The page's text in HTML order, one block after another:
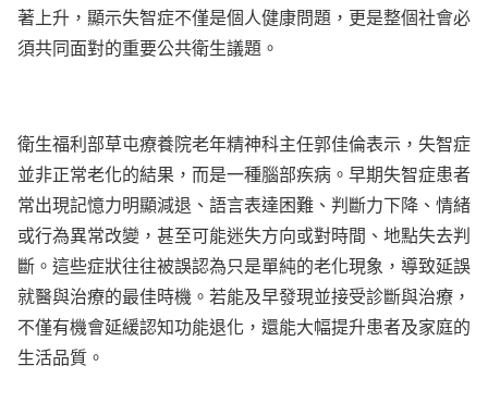
著上升，顯示失智症不僅是個人健康問題，更是整個社會必
須共同面對的重要公共衛生議題。
衛生福利部草屯療養院老年精神科主任郭佳倫表示，失智症
並非正常老化的結果，而是一種腦部疾病。早期失智症患者
常出現記憶力明顯減退、語言表達困難、判斷力下降、情緒
或行為異常改變，甚至可能迷失方向或對時間、地點失去判
斷。這些症狀往往被誤認為只是單純的老化現象，導致延誤
就醫與治療的最佳時機。若能及早發現並接受診斷與治療，
不僅有機會延緩認知功能退化，還能大幅提升患者及家庭的
生活品質。